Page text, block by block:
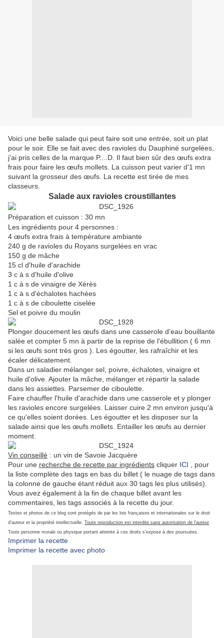
Voici une belle salade qui peut faire soit une entrée, soit un plat
pour le soir. Elle se fait avec des ravioles du Dauphiné surgelées,
j'ai pris celles de la marque P....D. Il faut bien sûr des œufs extra
frais pour faire les œufs mollets. La cuisson peut varier d'1 mn
suivant la grosseur des œufs. La recette est tirée de mes
classeurs.
Salade aux ravioles croustillantes
Préparation et cuisson : 30 mn
Les ingrédients pour 4 personnes :
4 œufs extra frais à température ambiante
240 g de ravioles du Royans surgelées en vrac
150 g de mâche
15 cl d'huile d'arachide
3 c à s d'huile d'olive
1 c à s de vinaigre de Xérès
1 c à s d'échalotes hachées
1 c à s de ciboulette ciselée
Sel et poivre du moulin
Plonger doucement les œufs dans une casserole d'eau bouillante
salée et compter 5 mn à partir de la reprise de l'ébullition ( 6 mn
si les œufs sont très gros ). Les égoutter, les rafraîchir et les
écaler délicatement.
Dans un saladier mélanger sel, poivre, échalotes, vinaigre et
huile d'olive. Ajouter la mâche, mélanger et répartir la salade
dans les assiettes. Parsemer de ciboulette.
Faire chauffer l'huile d'arachide dans une casserole et y plonger
les ravioles encore surgelées. Laisser cuire 2 mn environ jusqu'à
ce qu'elles soient dorées. Les égoutter et les disposer sur la
salade ainsi que les œufs mollets. Entailler les œufs au dernier
moment.
Vin conseillé : un vin de Savoie Jacquère
Pour une recherche de recette par ingrédients cliquer ICI , pour
la liste complète des tags en bas du billet ( le nuage de tags dans
la colonne de gauche étant réduit aux 30 tags les plus utilisés).
Vous avez également à la fin de chaque billet avant les
commentaires, les tags associés à la recette du jour.
Textes et photos de ce blog sont protégés de par les lois françaises et internationales sur le droit
d'auteur et la propriété intellectuelle. Toute reproduction est interdite sans autorisation de l'auteur.
Toute personne morale ou physique portant atteinte à ces droits s'expose à des poursuites.
Imprimer la recette
Imprimer la recette avec photo